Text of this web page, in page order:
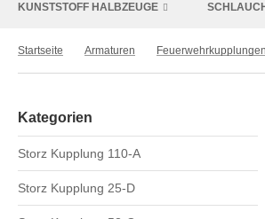
KUNSTSTOFF HALBZEUGE
Startseite Armaturen Feuerwehrkupplungen
Kategorien
Storz Kupplung 110-A
Storz Kupplung 25-D